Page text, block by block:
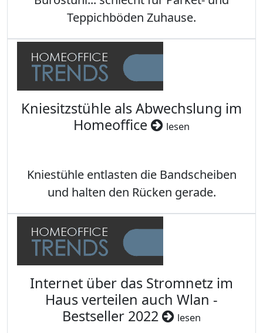
Teppichböden Zuhause.
Kniesitzstühle als Abwechslung im
Homeoffice
lesen
Kniestühle entlasten die Bandscheiben
und halten den Rücken gerade.
Internet über das Stromnetz im
Haus verteilen auch Wlan -
Bestseller 2022
lesen